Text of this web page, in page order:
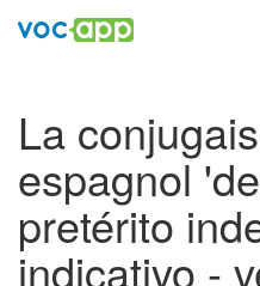
La
espagnol
pretérito
indicativo -